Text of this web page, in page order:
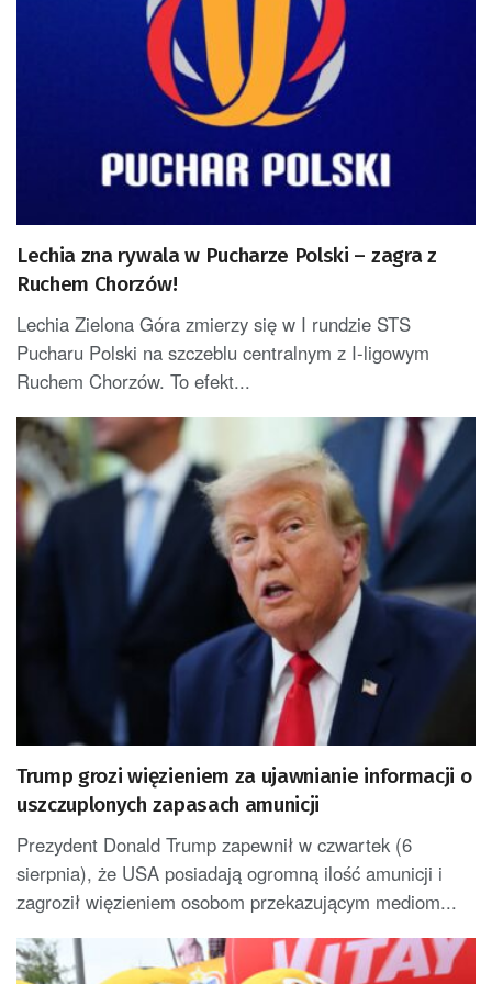
Lechia zna rywala w Pucharze Polski – zagra z
Ruchem Chorzów!
Lechia Zielona Góra zmierzy się w I rundzie STS
Pucharu Polski na szczeblu centralnym z I-ligowym
Ruchem Chorzów. To efekt...
Trump grozi więzieniem za ujawnianie informacji o
uszczuplonych zapasach amunicji
Prezydent Donald Trump zapewnił w czwartek (6
sierpnia), że USA posiadają ogromną ilość amunicji i
zagroził więzieniem osobom przekazującym mediom...